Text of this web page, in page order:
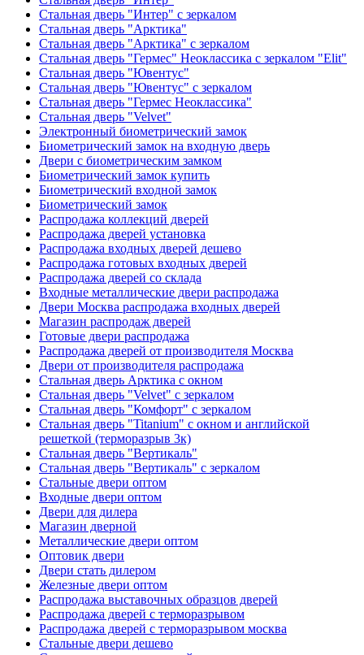
Стальная дверь "Интер" с зеркалом
Стальная дверь "Арктика"
Стальная дверь "Арктика" с зеркалом
Стальная дверь "Гермес" Неоклассика с зеркалом "Elit"
Стальная дверь "Ювентус"
Стальная дверь "Ювентус" с зеркалом
Стальная дверь "Гермес Неоклассика"
Стальная дверь "Velvet"
Электронный биометрический замок
Биометрический замок на входную дверь
Двери с биометрическим замком
Биометрический замок купить
Биометрический входной замок
Биометрический замок
Распродажа коллекций дверей
Распродажа дверей установка
Распродажа входных дверей дешево
Распродажа готовых входных дверей
Распродажа дверей со склада
Входные металлические двери распродажа
Двери Москва распродажа входных дверей
Магазин распродаж дверей
Готовые двери распродажа
Распродажа дверей от производителя Москва
Двери от производителя распродажа
Стальная дверь Арктика с окном
Стальная дверь "Velvet" с зеркалом
Стальная дверь "Комфорт" с зеркалом
Стальная дверь "Titanium" с окном и английской
решеткой (терморазрыв 3к)
Стальная дверь "Вертикаль"
Стальная дверь "Вертикаль" с зеркалом
Стальные двери оптом
Входные двери оптом
Двери для дилера
Магазин дверной
Металлические двери оптом
Оптовик двери
Двери стать дилером
Железные двери оптом
Распродажа выставочных образцов дверей
Распродажа дверей с терморазрывом
Распродажа дверей с терморазрывом москва
Стальные двери дешево